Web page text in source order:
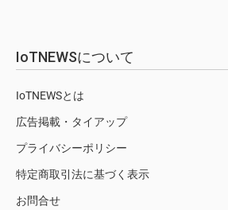
IoTNEWSについて
IoTNEWSとは
広告掲載・タイアップ
プライバシーポリシー
特定商取引法に基づく表示
お問合せ